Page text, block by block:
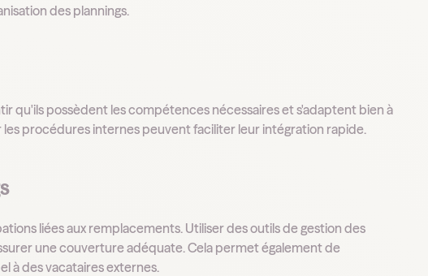
des plannings.
qu'ils possèdent les compétences nécessaires et s'adaptent bien à
procédures internes peuvent faciliter leur intégration rapide.
liées aux remplacements. Utiliser des outils de gestion des
une couverture adéquate. Cela permet également de
à des vacataires externes.